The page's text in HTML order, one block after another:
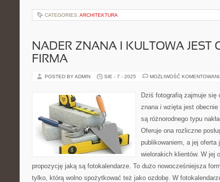
CATEGORIES: ARCHITEKTURA
NADER ZNANA I KULTOWA JEST
FIRMA
POSTED BY ADMIN SIE - 7 - 2025 MOŻLIWOŚĆ
Dziś fotografią zajmuje się
znana i wzięta jest
są różnorodnego typu
Oferuje ona rozliczne
publikowaniem, a jej oferta
wielorakich klientów. W jej
propozycję jaką są fotokalendarze. To dużo nowocześniejsza
tylko, którą wolno spożytkować też jako ozdobę. W